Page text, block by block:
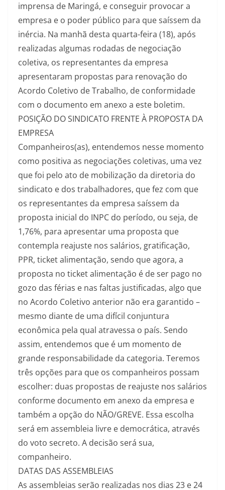
imprensa de Maringá, e conseguir provocar a
empresa e o poder público para que saíssem da
inércia. Na manhã desta quarta-feira (18), após
realizadas algumas rodadas de negociação
coletiva, os representantes da empresa
apresentaram propostas para renovação do
Acordo Coletivo de Trabalho, de conformidade
com o documento em anexo a este boletim.
POSIÇÃO DO SINDICATO FRENTE À PROPOSTA DA
EMPRESA
Companheiros(as), entendemos nesse momento
como positiva as negociações coletivas, uma vez
que foi pelo ato de mobilização da diretoria do
sindicato e dos trabalhadores, que fez com que
os representantes da empresa saíssem da
proposta inicial do INPC do período, ou seja, de
1,76%, para apresentar uma proposta que
contempla reajuste nos salários, gratificação,
PPR, ticket alimentação, sendo que agora, a
proposta no ticket alimentação é de ser pago no
gozo das férias e nas faltas justificadas, algo que
no Acordo Coletivo anterior não era garantido –
mesmo diante de uma difícil conjuntura
econômica pela qual atravessa o país. Sendo
assim, entendemos que é um momento de
grande responsabilidade da categoria. Teremos
três opções para que os companheiros possam
escolher: duas propostas de reajuste nos salários
conforme documento em anexo da empresa e
também a opção do NÃO/GREVE. Essa escolha
será em assembleia livre e democrática, através
do voto secreto. A decisão será sua,
companheiro.
DATAS DAS ASSEMBLEIAS
As assembleias serão realizadas nos dias 23 e 24